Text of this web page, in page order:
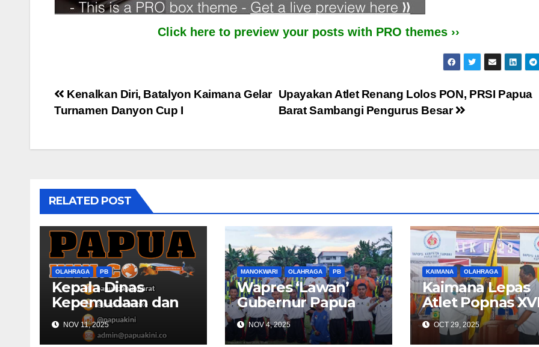
Click here to preview your posts with PRO themes ››
Post
navigation
Upayakan Atlet Renang Lolos PON, PRSI Papua
Barat Sambangi Pengurus Besar
Kenalkan Diri, Batalyon Kaimana Gelar
Turnamen Danyon Cup I
RELATED POST
OLAHRAGA PB
Kepala Dinas
Kepemudaan dan
Olahraga Papua
Barat Selaraskan
NOV 11, 2025
MANOKWARI OLAHRAGA PB
Wapres ‘Lawan’
Gubernur Papua
Barat dan Bupati
Manokwari
NOV 4, 2025
KAIMANA OLAHRAGA
Kaimana Lepas
Atlet Popnas
2025
OCT 29, 2025